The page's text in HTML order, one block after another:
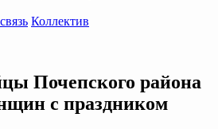
Коллектив
Почепского района
с праздником